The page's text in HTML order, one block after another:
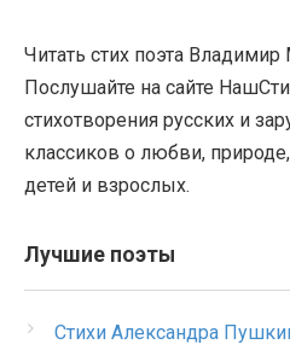
Читать стих поэта
Послушайте на сайте
стихотворения русских и
классиков о любви,
детей и взрослых.
Лучшие поэты
Стихи Александра